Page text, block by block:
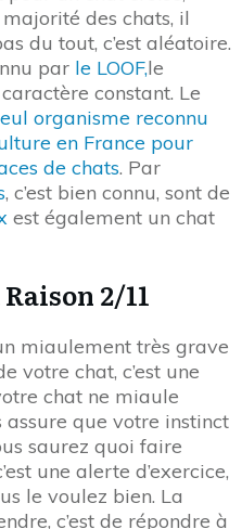
des chats, il
du tout, c’est aléatoire.
par le LOOF,le
constant. Le
organisme reconnu
en France pour
de chats. Par
, c’est bien connu, sont de
est également un chat
2/11
miaulement très grave
votre chat, c’est une
chat ne miaule
assure que votre instinct
saurez quoi faire
une alerte d’exercice,
le voulez bien. La
c’est de répondre à